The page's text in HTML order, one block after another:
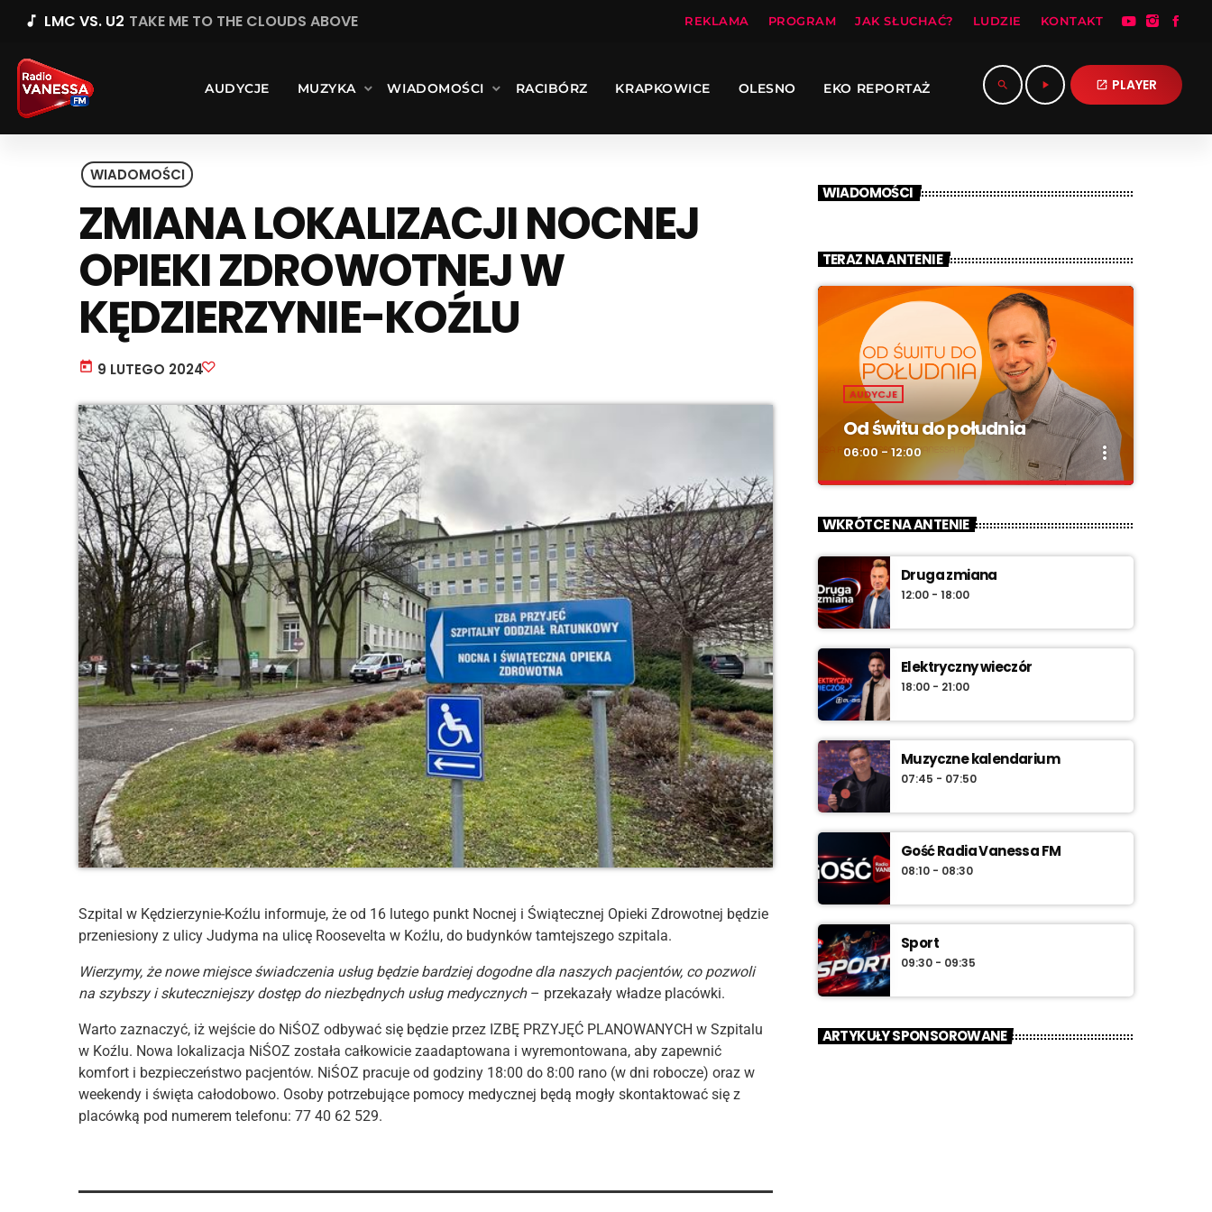
music_note LMC VS. U2 TAKE ME TO THE CLOUDS ABOVE REKLAMA PROGRAM JAK SŁUCHAĆ? LUDZIE KONTAKT
AUDYCJE MUZYKA WIADOMOŚCI RACIBÓRZ KRAPKOWICE OLESNO EKO REPORTAŻ search play_arrow open_in_new PLAYER
WIADOMOŚCI
ZMIANA LOKALIZACJI NOCNEJ
OPIEKI ZDROWOTNEJ W
KĘDZIERZYNIE-KOŹLU
today 9 LUTEGO 2024
Szpital w Kędzierzynie-Koźlu informuje, że od 16 lutego punkt Nocnej i Świątecznej Opieki Zdrowotnej będzie
przeniesiony z ulicy Judyma na ulicę Roosevelta w Koźlu, do budynków tamtejszego szpitala.
Wierzymy, że nowe miejsce świadczenia usług będzie bardziej dogodne dla naszych pacjentów, co pozwoli
na szybszy i skuteczniejszy dostęp do niezbędnych usług medycznych– przekazały władze placówki.
Warto zaznaczyć, iż wejście do NiŚOZ odbywać się będzie przez IZBĘ PRZYJĘĆ PLANOWANYCH w Szpitalu
w Koźlu. Nowa lokalizacja NiŚOZ została całkowicie zaadaptowana i wyremontowana, aby zapewnić
komfort i bezpieczeństwo pacjentów. NiŚOZ pracuje od godziny 18:00 do 8:00 rano (w dni robocze) oraz w
weekendy i święta całodobowo. Osoby potrzebujące pomocy medycznej będą mogły skontaktować się z
placówką pod numerem telefonu: 77 40 62 529.
WIADOMOŚCI
TERAZ NA ANTENIE
AUDYCJE
Od świtu do południa
06:00 - 12:00 more_vert
Od świtu do południa
„Od świtu do południa” – poranny program
Radia Vanessa od poniedziałku do soboty w
godz. 6:00–12:00. Jakub Koniński serwuje
wydarzeń i najlepszą muzykę, która
towarzyszy od pierwszych chwil dnia aż do
południa.
WKRÓTCE NA ANTENIE
Druga zmiana
12:00 - 18:00
Elektryczny wieczór
18:00 - 21:00
Muzyczne kalendarium
07:45 - 07:50
Gość Radia Vanessa FM
08:10 - 08:30
Sport
09:30 - 09:35
ARTYKUŁY SPONSOROWANE